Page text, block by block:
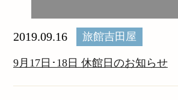
2019.09.16 旅館吉田屋
9月17日･18日 休館日のお知らせ